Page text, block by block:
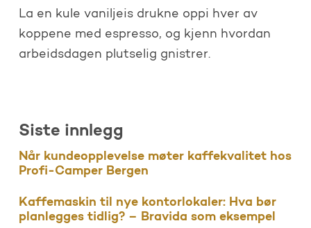
La en kule vaniljeis drukne oppi hver av
koppene med espresso, og kjenn hvordan
arbeidsdagen plutselig gnistrer.
Siste innlegg
Når kundeopplevelse møter kaffekvalitet hos
Profi-Camper Bergen
Kaffemaskin til nye kontorlokaler: Hva bør
planlegges tidlig? – Bravida som eksempel